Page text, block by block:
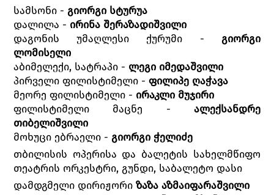
სამსონი - გიორგი სტურუა
დალილა - ირინა შერაზადიშვილი
დაგონის უმაღლესი ქურუმი - გიორგი
ლომისელი
აბიმელექი, სატრაპი - ლეგი იმედაშვილი
პირველი ფილისტიმელი -ფილიპე ღაჭავა
მეორე ფილისტიმელი - ირაკლი მუჯირი
ფილისტიმელი მაცნე - ალექსანდრე
თიბელიშვილი
მოხუცი ებრაელი - გიორგი ჭელიძე
თბილისის ოპერისა და ბალეტის სახელმწიფო
თეატრის ორკესტრი, გუნდი, საბალეტო დასი
დამდგმელი დირიჟორიზაზა აზმაიფარაშვილი